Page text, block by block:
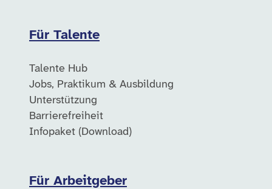
Für Talente
Talente Hub
Jobs, Praktikum & Ausbildung
Unterstützung
Barrierefreiheit
Infopaket (Download)
Für Arbeitgeber